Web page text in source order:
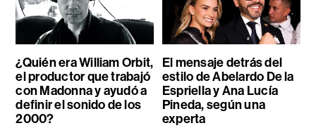
¿Quién era William Orbit,
el productor que trabajó
con Madonna y ayudó a
definir el sonido de los
2000?
El mensaje detrás del
estilo de Abelardo De la
Espriella y Ana Lucía
Pineda, según una
experta